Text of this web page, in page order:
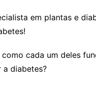
em plantas e
como cada um deles
a diabetes?